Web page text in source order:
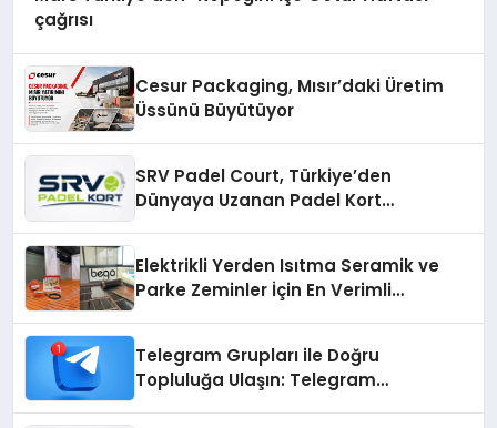
çağrısı
Cesur Packaging, Mısır’daki Üretim
Üssünü Büyütüyor
SRV Padel Court, Türkiye’den
Dünyaya Uzanan Padel Kort
Elektrikli Yerden Isıtma Seramik ve
Parke Zeminler İçin En Verimli
Telegram Grupları ile Doğru
Topluluğa Ulaşın: Telegram